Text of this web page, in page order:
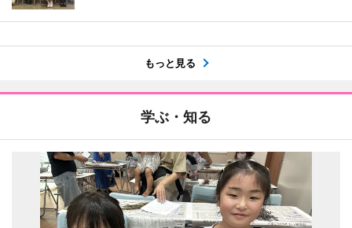
もっと見る
学ぶ・知る